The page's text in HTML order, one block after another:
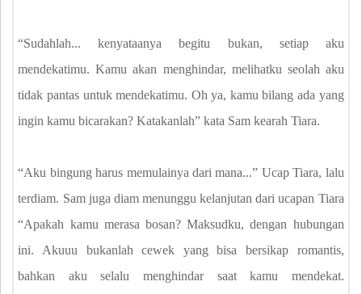
“Sudahlah... kenyataanya begitu bukan, setiap aku
mendekatimu. Kamu akan menghindar, melihatku seolah aku
tidak pantas untuk mendekatimu. Oh ya, kamu bilang ada yang
ingin kamu bicarakan? Katakanlah” kata Sam kearah Tiara.
“Aku bingung harus memulainya dari mana...” Ucap Tiara, lalu
terdiam. Sam juga diam menunggu kelanjutan dari ucapan Tiara
“Apakah kamu merasa bosan? Maksudku, dengan hubungan
ini. Akuuu bukanlah cewek yang bisa bersikap romantis,
bahkan aku selalu menghindar saat kamu mendekat.